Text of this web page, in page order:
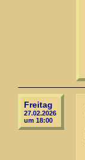
Freitag
27.02.2026
um 18:00